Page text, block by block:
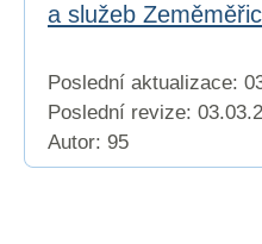
a služeb
Poslední aktualizace:
Poslední revize:
Autor: 95